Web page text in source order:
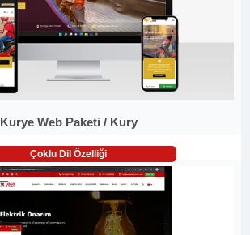
Kurye Web Paketi / Kury
Çoklu Dil Özelliği